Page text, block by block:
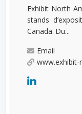
Exhibit North
stands
Canada. Du...
Email
www.exhibit-